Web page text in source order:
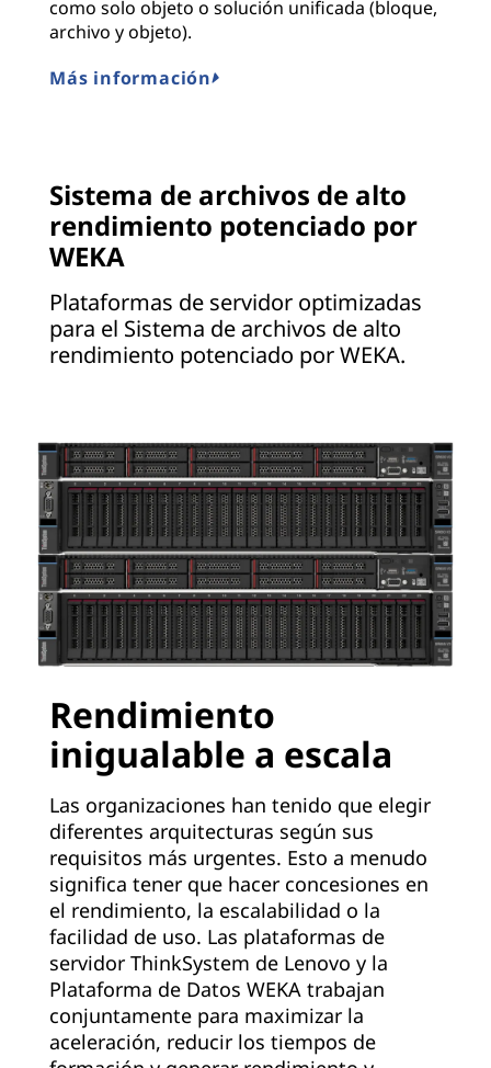
como solo objeto o solución unificada (bloque,
archivo y objeto).
Más información
Sistema de archivos de alto
rendimiento potenciado por
WEKA
Plataformas de servidor optimizadas
para el Sistema de archivos de alto
rendimiento potenciado por WEKA.
Rendimiento
inigualable a escala
Las organizaciones han tenido que elegir
diferentes arquitecturas según sus
requisitos más urgentes. Esto a menudo
significa tener que hacer concesiones en
el rendimiento, la escalabilidad o la
facilidad de uso. Las plataformas de
servidor ThinkSystem de Lenovo y la
Plataforma de Datos WEKA trabajan
conjuntamente para maximizar la
aceleración, reducir los tiempos de